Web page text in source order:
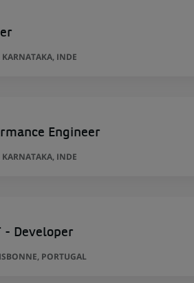
INDE
Engineer
INDE
- Developer
PORTUGAL